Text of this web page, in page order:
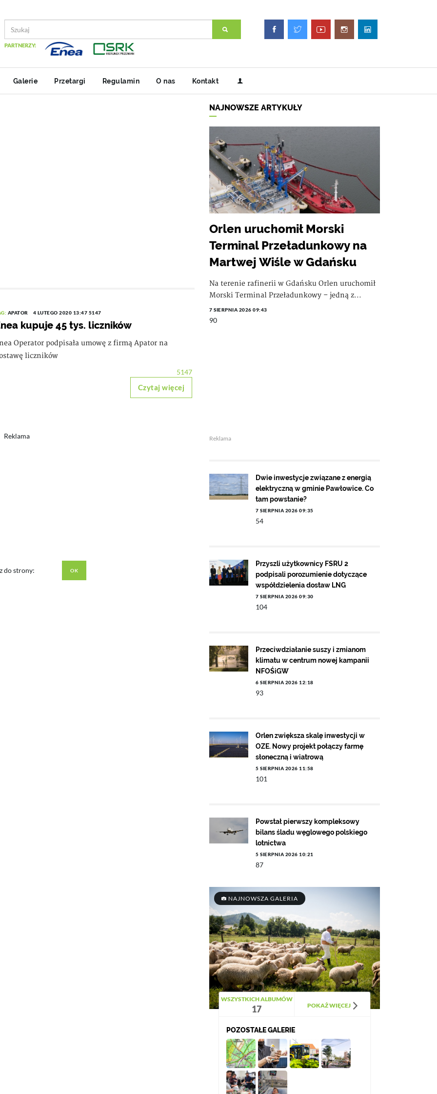
PARTNERZY:
Galerie Przetargi Regulamin O nas Kontakt
APATOR 4 LUTEGO 2020 13:47 5147
kupuje 45 tys. liczników
Operator podpisała umowę z firmą Apator na
liczników
5147
Czytaj więcej
Reklama
do strony:
NAJNOWSZE ARTYKUŁY
Orlen uruchomił Morski
Terminal Przeładunkowy na
Martwej Wiśle w Gdańsku
Na terenie rafinerii w Gdańsku Orlen uruchomił
Morski Terminal Przeładunkowy – jedną z...
7 SIERPNIA 2026 09:43
90
Reklama
Dwie inwestycje związane z energią
elektryczną w gminie Pawłowice. Co
tam powstanie?
7 SIERPNIA 2026 09:35
54
Przyszli użytkownicy FSRU 2
podpisali porozumienie dotyczące
współdzielenia dostaw LNG
7 SIERPNIA 2026 09:30
104
Przeciwdziałanie suszy i zmianom
klimatu w centrum nowej kampanii
NFOŚiGW
6 SIERPNIA 2026 12:18
93
Orlen zwiększa skalę inwestycji w
OZE. Nowy projekt połączy farmę
słoneczną i wiatrową
5 SIERPNIA 2026 11:58
101
Powstał pierwszy kompleksowy
bilans śladu węglowego polskiego
lotnictwa
5 SIERPNIA 2026 10:21
87
NAJNOWSZA GALERIA
WSZYSTKICH ALBUMÓW
17 POKAŻ WIĘCEJ
POZOSTAŁE GALERIE